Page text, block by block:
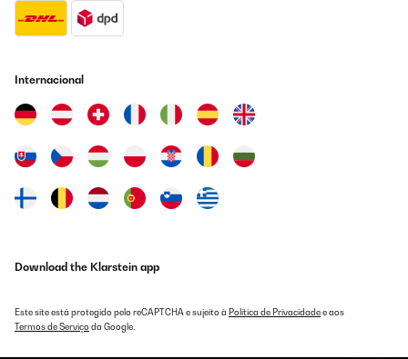
merken (dann 5 Sterne)
Amazon-Benutzer
Utente Amazon
Internacional
Download the Klarstein app
Este site está protegido pelo reCAPTCHA e sujeito à Política de Privacidadee aos
Termos de Serviçoda Google.